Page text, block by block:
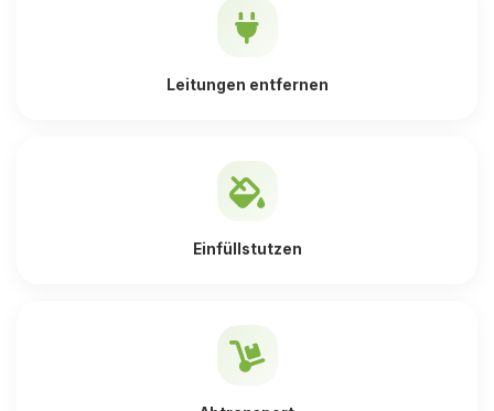
Leitungen entfernen
Einfüllstutzen